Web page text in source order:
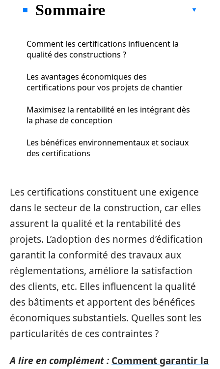
Sommaire
Comment les certifications influencent la
qualité des constructions ?
Les avantages économiques des
certifications pour vos projets de chantier
Maximisez la rentabilité en les intégrant dès
la phase de conception
Les bénéfices environnementaux et sociaux
des certifications
Les certifications constituent une exigence
dans le secteur de la construction, car elles
assurent la qualité et la rentabilité des
projets. L’adoption des normes d’édification
garantit la conformité des travaux aux
réglementations, améliore la satisfaction
des clients, etc. Elles influencent la qualité
des bâtiments et apportent des bénéfices
économiques substantiels. Quelles sont les
particularités de ces contraintes ?
A lire en complément : Comment garantir la